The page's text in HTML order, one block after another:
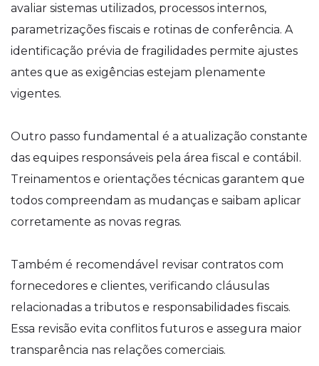
avaliar sistemas utilizados, processos internos,
parametrizações fiscais e rotinas de conferência. A
identificação prévia de fragilidades permite ajustes
antes que as exigências estejam plenamente
vigentes.
Outro passo fundamental é a atualização constante
das equipes responsáveis pela área fiscal e contábil.
Treinamentos e orientações técnicas garantem que
todos compreendam as mudanças e saibam aplicar
corretamente as novas regras.
Também é recomendável revisar contratos com
fornecedores e clientes, verificando cláusulas
relacionadas a tributos e responsabilidades fiscais.
Essa revisão evita conflitos futuros e assegura maior
transparência nas relações comerciais.